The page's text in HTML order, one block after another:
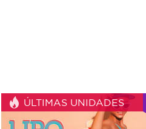
ÚLTIMAS UNIDADES